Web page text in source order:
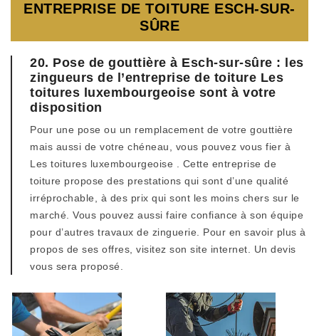
ENTREPRISE DE TOITURE ESCH-SUR-
SÛRE
20. Pose de gouttière à Esch-sur-sûre : les
zingueurs de l’entreprise de toiture Les
toitures luxembourgeoise sont à votre
disposition
Pour une pose ou un remplacement de votre gouttière
mais aussi de votre chéneau, vous pouvez vous fier à
Les toitures luxembourgeoise . Cette entreprise de
toiture propose des prestations qui sont d’une qualité
irréprochable, à des prix qui sont les moins chers sur le
marché. Vous pouvez aussi faire confiance à son équipe
pour d’autres travaux de zinguerie. Pour en savoir plus à
propos de ses offres, visitez son site internet. Un devis
vous sera proposé.